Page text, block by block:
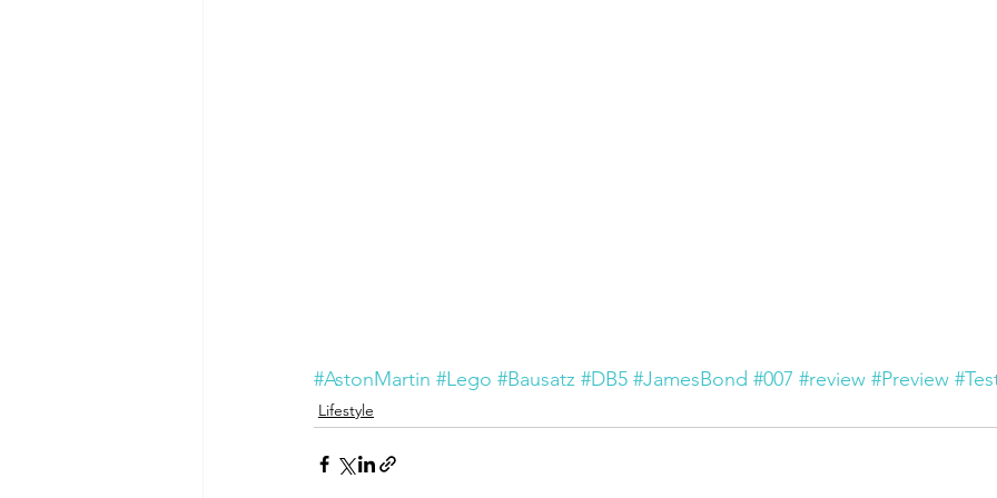
#AstonMartin #Lego #Bausatz #DB5 #JamesBond #007 #review #Preview
Lifestyle